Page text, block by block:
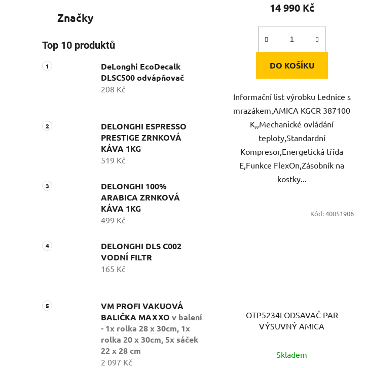
Značky
Top 10 produktů
DeLonghi EcoDecalk
DLSC500 odvápňovač
208 Kč
DELONGHI ESPRESSO
PRESTIGE ZRNKOVÁ
KÁVA 1KG
519 Kč
DELONGHI 100%
ARABICA ZRNKOVÁ
KÁVA 1KG
499 Kč
DELONGHI DLS C002
VODNÍ FILTR
165 Kč
VM PROFI VAKUOVÁ
BALIČKA MAXXO v balení
- 1x rolka 28 x 30cm, 1x
rolka 20 x 30cm, 5x sáček
22 x 28 cm
2 097 Kč
14 990 Kč
DO KOŠÍKU
Informační list výrobku Lednice s
mrazákem,AMICA KGCR 387100
K,,Mechanické ovládání
teploty,Standardní
Kompresor,Energetická třída
E,Funkce FlexOn,Zásobník na
kostky...
OTP5234I ODSAVAČ PAR
VÝSUVNÝ AMICA
Skladem
Kód:40051906